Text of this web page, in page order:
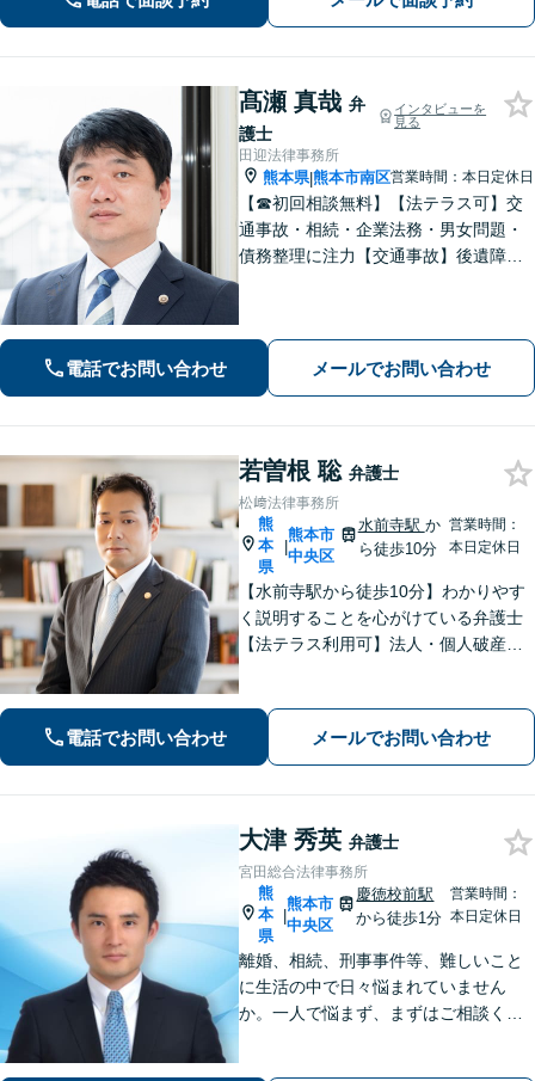
髙瀬 真哉 弁
護士
インタビューを
見る
田迎法律事務所
熊本県|熊本市南区営業時間：本日定休日
【☎︎初回相談無料】【法テラス可】交
通事故・相続・企業法務・男女問題・
債務整理に注力【交通事故】後遺障害
電話でお問い合わせ メールでお問い合わせ
若曽根 聡 弁護士
松﨑法律事務所
熊
本
県
|
熊本市
中央区
水前寺駅 か
ら徒歩10分
営業時間：
本日定休日
【水前寺駅から徒歩10分】わかりやす
く説明することを心がけている弁護士
【法テラス利用可】法人・個人破産申
対応でスムーズに解決できるよう尽力
電話でお問い合わせ メールでお問い合わせ
大津 秀英 弁護士
宮田総合法律事務所
熊
本
県
|
熊本市
中央区
慶徳校前駅
から徒歩1分
営業時間：
本日定休日
離婚、相続、刑事事件等、難しいこと
に生活の中で日々悩まれていません
か。一人で悩まず、まずはご相談くだ